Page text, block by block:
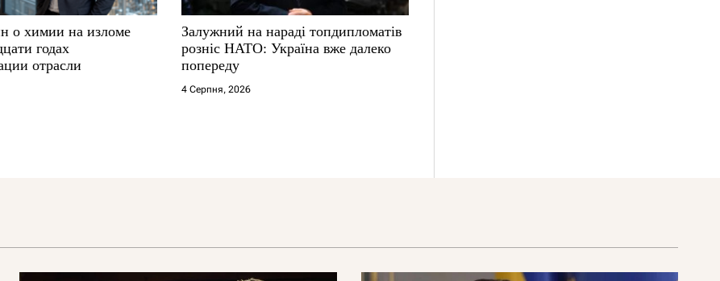
о химии на изломе
годах
отрасли
Залужний на нараді топдипломатів
розніс НАТО: Україна вже далеко
попереду
4 Серпня, 2026